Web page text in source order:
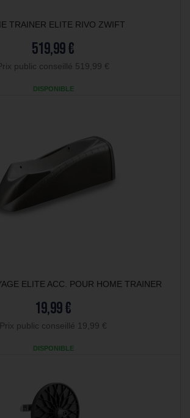
TRAINER ELITE RIVO ZWIFT
519,99 €
public conseillé 519,99 €
DISPONIBLE
ELITE ACC. POUR HOME TRAINER
19,99 €
Prix public conseillé 19,99 €
DISPONIBLE